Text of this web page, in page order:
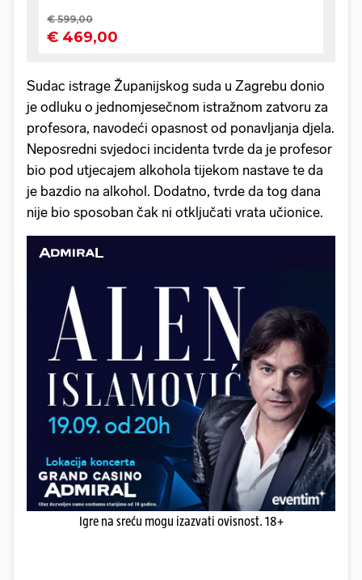
Sudac istrage Županijskog suda u Zagrebu donio
je odluku o jednomjesečnom istražnom zatvoru za
profesora, navodeći opasnost od ponavljanja djela.
Neposredni svjedoci incidenta tvrde da je profesor
bio pod utjecajem alkohola tijekom nastave te da
je bazdio na alkohol. Dodatno, tvrde da tog dana
nije bio sposoban čak ni otključati vrata učionice.
Igre na sreću mogu izazvati ovisnost. 18+